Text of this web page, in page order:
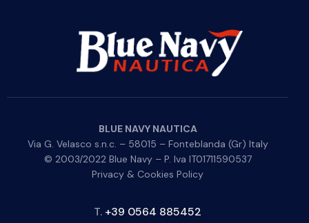
BLUE NAVY NAUTICA
Via G. Velasco s.n.c. – 58015 – Fonteblanda (Gr) Italy
© 2003/2022 Blue Navy – P. Iva IT01711590537
Privacy & Cookies Policy
T. +39 0564 885452